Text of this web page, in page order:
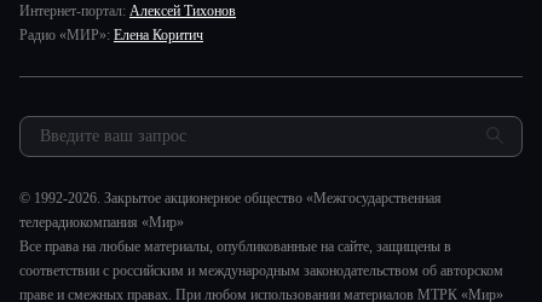
Здоровье и медицина
Культура
Шоу-бизнес
Сад и огород
Исторический детектив
МИР. Мнение
Мировое соглашение
Обману.НЕТ
Предварительный диагноз
Пять причин поехать в...
Карьера
Результаты СОУТ
Интернет-портал: Алексей Тихонов
Радио «МИР»: Елена Коритич
© 1992-2026. Закрытое акционерное общество «Межгосударственная
телерадиокомпания «Мир»
Все права на любые материалы, опубликованные на сайте, защищены в
соответствии с российским и международным законодательством об авторском
праве и смежных правах. При любом использовании материалов МТРК «Мир»